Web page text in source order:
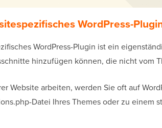
WordPress-
WordPress-Plugin ist ein
hinzufügen können, die nicht vom
Website arbeiten, werden Sie oft auf
Datei Ihres Themes oder zu einem